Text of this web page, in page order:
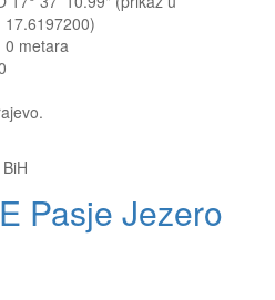
0 metara
Pasje Jezero